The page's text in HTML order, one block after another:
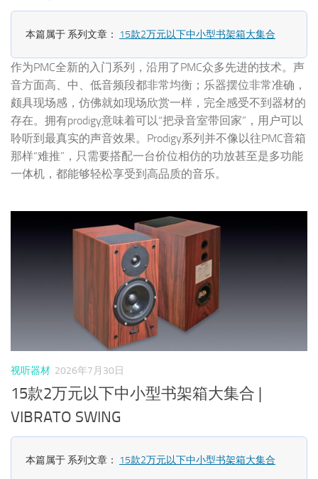
本篇属于 系列文章： 15款2万元以下中小型书架箱大集合
作为PMC全新的入门系列，沿用了PMC众多先进的技术。声
音方面高、中、低音频段都非常均衡；乐器摆位非常准确，
颇具现场感，仿佛就如现场欣赏一样，完全感受不到器材的
存在。拥有prodigy意味着可以“把录音室带回家”，用户可以
聆听到最真实的声音效果。Prodigy系列并不像以往PMC音箱
那样“难推”，只需要搭配一台价位相仿的功放甚至是多功能
一体机，都能够轻松享受到高品质的音乐。
视听器材 2026年7月30日
15款2万元以下中小型书架箱大集合 |
VIBRATO SWING
本篇属于 系列文章： 15款2万元以下中小型书架箱大集合